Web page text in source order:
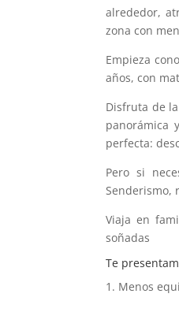
alrededor,
zona con
Empieza
años, con
Disfruta de
panorámica
perfecta:
Pero si
Senderismo,
Viaja en
soñadas
Te
Menos